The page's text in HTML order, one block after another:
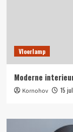
Vloerlamp
Moderne
Kornohov 15